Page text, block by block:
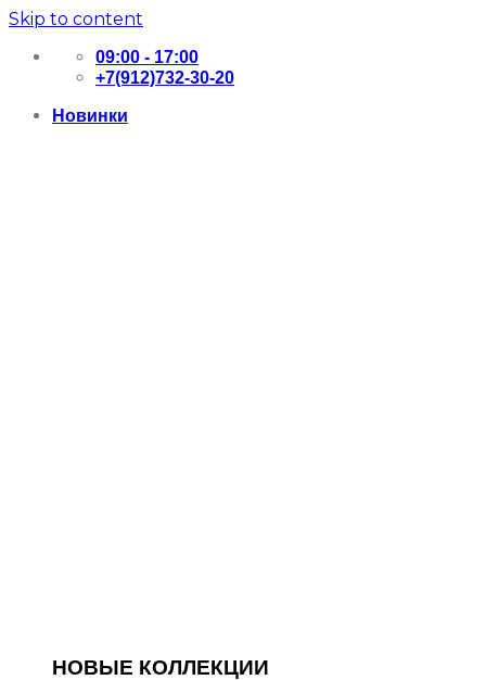
Skip to content
09:00 - 17:00
+7(912)732-30-20
Новинки
НОВЫЕ КОЛЛЕКЦИИ